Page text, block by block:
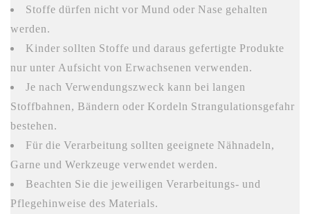
Stoffe dürfen nicht vor Mund oder Nase gehalten
werden.
Kinder sollten Stoffe und daraus gefertigte Produkte
nur unter Aufsicht von Erwachsenen verwenden.
Je nach Verwendungszweck kann bei langen
Stoffbahnen, Bändern oder Kordeln Strangulationsgefahr
bestehen.
Für die Verarbeitung sollten geeignete Nähnadeln,
Garne und Werkzeuge verwendet werden.
Beachten Sie die jeweiligen Verarbeitungs- und
Pflegehinweise des Materials.